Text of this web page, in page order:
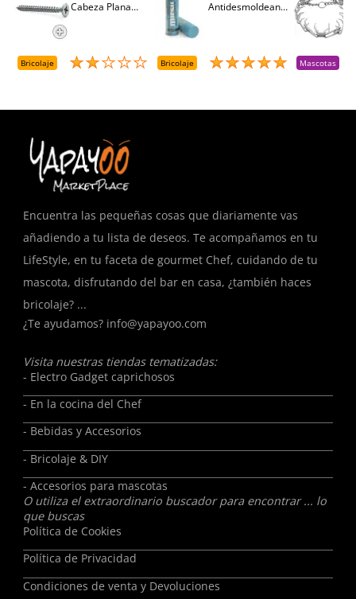
Cabeza Plana
Bricolaje
Antidesmoldeante
Bricolaje Mascotas
Encuentra las pequeñas cosas que diariamente vas
añadiendo a tu lista de deseos. Te acompañamos en tu
LifeStyle, en tu faceta de gourmet Chef, cuidando de tu
mascota, disfrutando del bar en casa, ¿también haces
bricolaje? ...
¿Te ayudamos? info@yapayoo.com
Visita nuestras tiendas tematizadas:
- Electro Gadget caprichosos
- En la cocina del Chef
- Bebidas y Accesorios
- Bricolaje & DIY
- Accesorios para mascotas
O utiliza el extraordinario buscador para encontrar ... lo
que buscas
Política de Cookies
Política de Privacidad
Condiciones de venta y Devoluciones